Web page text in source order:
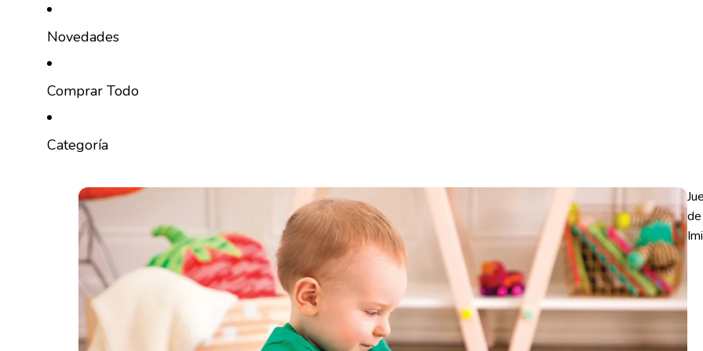
Novedades
Comprar Todo
Categoría
de